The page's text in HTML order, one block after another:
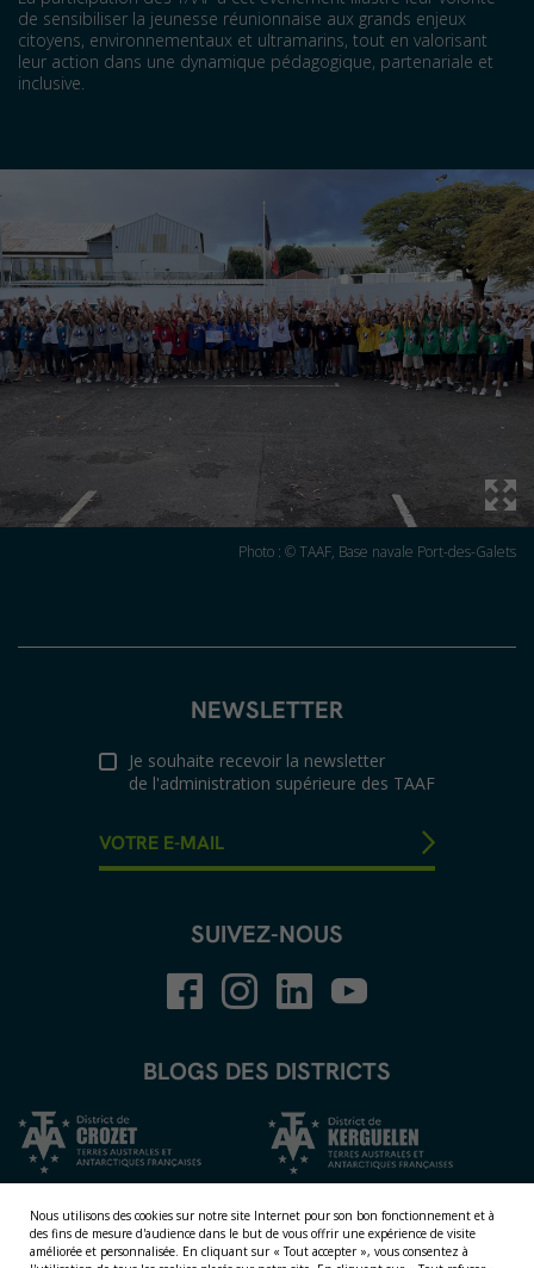
de sensibiliser la jeunesse réunionnaise aux grands enjeux
citoyens, environnementaux et ultramarins, tout en valorisant
leur action dans une dynamique pédagogique, partenariale et
inclusive.
Photo : © TAAF, Base navale Port-des-Galets
NEWSLETTER
Je souhaite recevoir la newsletter
de l'administration supérieure des TAAF
SUIVEZ-NOUS
BLOGS DES DISTRICTS
Nous utilisons des cookies sur notre site Internet pour son bon fonctionnement et à
des fins de mesure d'audience dans le but de vous offrir une expérience de visite
améliorée et personnalisée. En cliquant sur « Tout accepter », vous consentez à